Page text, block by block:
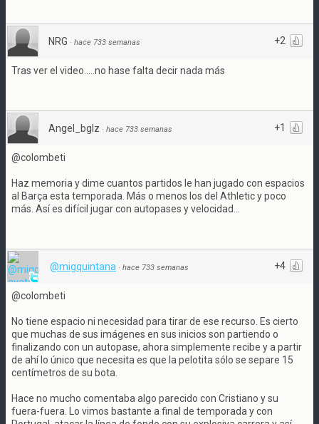
+2
NRG · hace 733 semanas
Tras ver el video.....no hase falta decir nada más
+1
Angel_bglz · hace 733 semanas
@colombeti
Haz memoria y dime cuantos partidos le han jugado con espacios
al Barça esta temporada. Más o menos los del Athletic y poco
más. Así es difícil jugar con autopases y velocidad...
+4
@migquintana · hace 733 semanas
@colombeti
No tiene espacio ni necesidad para tirar de ese recurso. Es cierto
que muchas de sus imágenes en sus inicios son partiendo o
finalizando con un autopase, ahora simplemente recibe y a partir
de ahí lo único que necesita es que la pelotita sólo se separe 15
centímetros de su bota.
Hace no mucho comentaba algo parecido con Cristiano y su
fuera-fuera. Lo vimos bastante a final de temporada y con